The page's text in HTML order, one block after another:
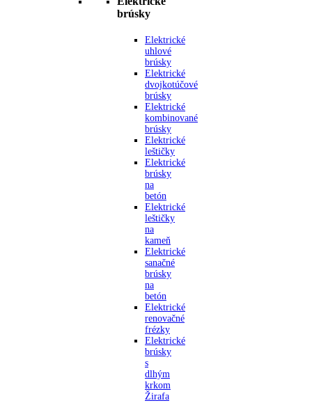
brúsky
Elektrické
uhlové
brúsky
Elektrické
dvojkotúčové
brúsky
Elektrické
kombinované
brúsky
Elektrické
leštičky
Elektrické
brúsky
na
betón
Elektrické
leštičky
na
kameň
Elektrické
sanačné
brúsky
na
betón
Elektrické
renovačné
frézky
Elektrické
brúsky
s
dlhým
krkom
Žirafa